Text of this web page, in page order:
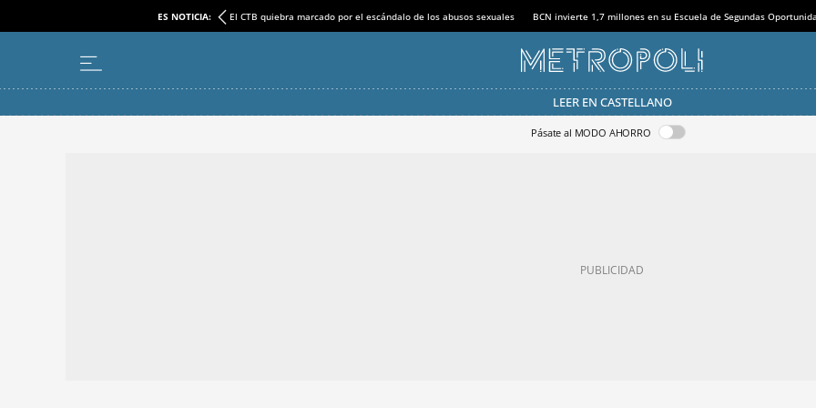
ES NOTICIA: El CTB quiebra marcado por el escándalo de los abusos sexuales BCN invierte 1,7 millones en su Escuela de Segundas
LEER EN CASTELLANO
Pásate al MODO AHORRO